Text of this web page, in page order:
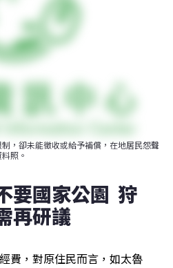
，卻未能徵收或給予補償，在地居民怨聲
照。
要國家公園  狩
再研議
費，對原住民而言，如太魯